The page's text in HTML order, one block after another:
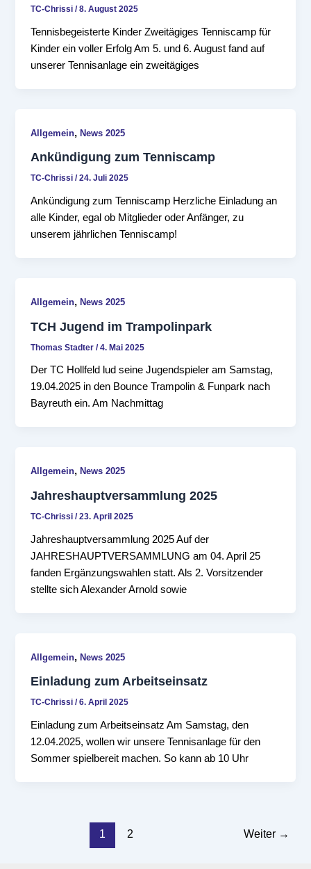
TC-Chrissi/8. August 2025
Tennisbegeisterte Kinder Zweitägiges Tenniscamp für
Kinder ein voller Erfolg Am 5. und 6. August fand auf
unserer Tennisanlage ein zweitägiges
Allgemein,News 2025
Ankündigung zum Tenniscamp
TC-Chrissi/24. Juli 2025
Ankündigung zum Tenniscamp Herzliche Einladung an
alle Kinder, egal ob Mitglieder oder Anfänger, zu
unserem jährlichen Tenniscamp!
Allgemein,News 2025
TCH Jugend im Trampolinpark
Thomas Stadter/4. Mai 2025
Der TC Hollfeld lud seine Jugendspieler am Samstag,
19.04.2025 in den Bounce Trampolin & Funpark nach
Bayreuth ein. Am Nachmittag
Allgemein,News 2025
Jahreshauptversammlung 2025
TC-Chrissi/23. April 2025
Jahreshauptversammlung 2025 Auf der
JAHRESHAUPTVERSAMMLUNG am 04. April 25
fanden Ergänzungswahlen statt. Als 2. Vorsitzender
stellte sich Alexander Arnold sowie
Allgemein,News 2025
Einladung zum Arbeitseinsatz
TC-Chrissi/6. April 2025
Einladung zum Arbeitseinsatz Am Samstag, den
12.04.2025, wollen wir unsere Tennisanlage für den
Sommer spielbereit machen. So kann ab 10 Uhr
1 2 Weiter →